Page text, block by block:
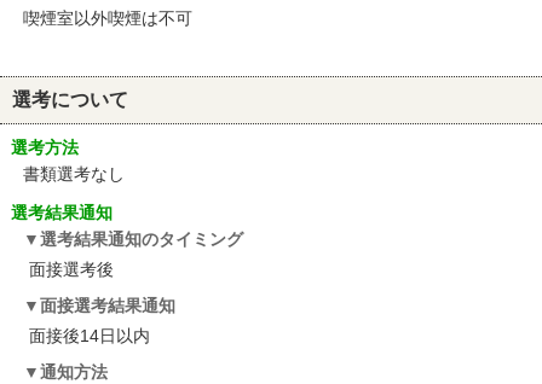
喫煙室以外喫煙は不可
選考について
選考方法
書類選考なし
選考結果通知
選考結果通知のタイミング
面接選考後
面接選考結果通知
面接後14日以内
通知方法